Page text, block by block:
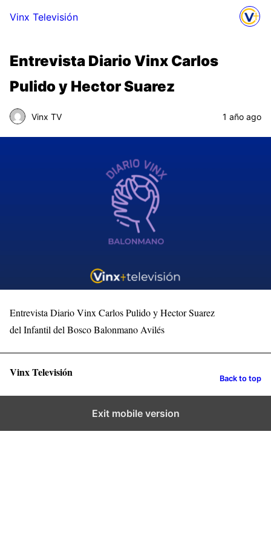
Vinx Televisión
Entrevista Diario Vinx Carlos
Pulido y Hector Suarez
Vinx TV 1 año ago
Entrevista Diario Vinx Carlos Pulido y Hector Suarez
del Infantil del Bosco Balonmano Avilés
Vinx Televisión Back to top
Exit mobile version